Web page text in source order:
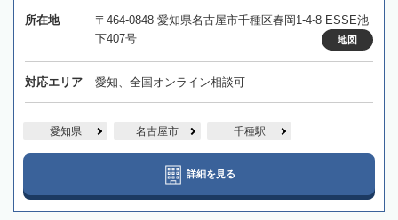
所在地
〒464-0848 愛知県名古屋市千種区春岡1-4-8 ESSE池
下407号
地図
対応エリア 愛知、全国オンライン相談可
愛知県 名古屋市 千種駅
詳細を見る